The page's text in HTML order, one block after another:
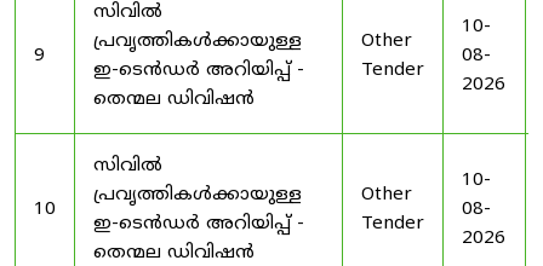
9
സിവിൽ
പ്രവൃത്തികൾക്കായുള്ള
ഇ-ടെൻഡർ അറിയിപ്പ് -
തെന്മല ഡിവിഷൻ
Other
Tender
10-
08-
2026
10
സിവിൽ
പ്രവൃത്തികൾക്കായുള്ള
ഇ-ടെൻഡർ അറിയിപ്പ് -
തെന്മല ഡിവിഷൻ
Other
Tender
10-
08-
2026